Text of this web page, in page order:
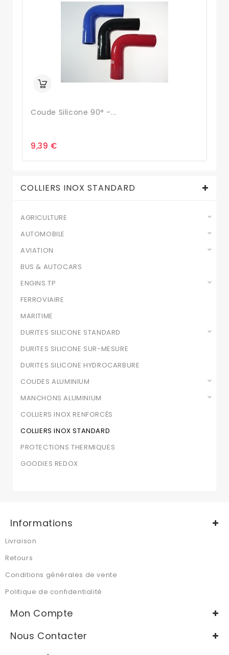
Coude Silicone 90° -...
9,39 €
COLLIERS INOX STANDARD
AGRICULTURE
AUTOMOBILE
AVIATION
BUS & AUTOCARS
ENGINS TP
FERROVIAIRE
MARITIME
DURITES SILICONE STANDARD
DURITES SILICONE SUR-MESURE
DURITES SILICONE HYDROCARBURE
COUDES ALUMINIUM
MANCHONS ALUMINIUM
COLLIERS INOX RENFORCÉS
COLLIERS INOX STANDARD
PROTECTIONS THERMIQUES
GOODIES REDOX
Informations
Livraison
Retours
Conditions générales de vente
Politique de confidentialité
Mon Compte
Nous Contacter